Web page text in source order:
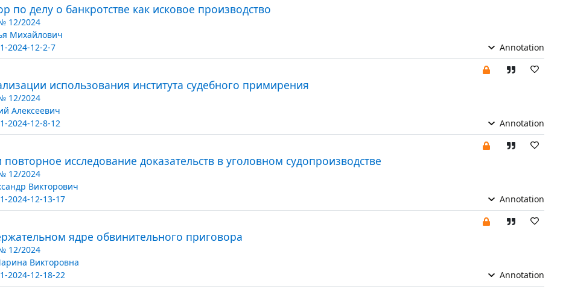
по делу о банкротстве как исковое производство
12/2024
Михайлович
2024-12-2-7 Annotation
использования института судебного примирения
12/2024
Алексеевич
2024-12-8-12 Annotation
исследование доказательств в уголовном судопроизводстве
12/2024
Викторович
2024-12-13-17 Annotation
ядре обвинительного приговора
12/2024
Викторовна
2024-12-18-22 Annotation